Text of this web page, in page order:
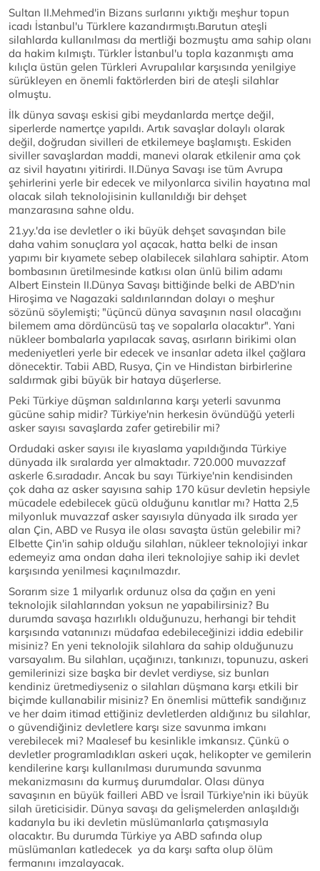
Sultan II.Mehmed'in Bizans surlarını yıktığı meşhur topun
icadı İstanbul'u Türklere kazandırmıştı.Barutun ateşli
silahlarda kullanılması da mertliği bozmuştu ama sahip olanı
da hakim kılmıştı. Türkler İstanbul'u topla kazanmıştı ama
kılıçla üstün gelen Türkleri Avrupalılar karşısında yenilgiye
sürükleyen en önemli faktörlerden biri de ateşli silahlar
olmuştu.
İlk dünya savaşı eskisi gibi meydanlarda mertçe değil,
siperlerde namertçe yapıldı. Artık savaşlar dolaylı olarak
değil, doğrudan sivilleri de etkilemeye başlamıştı. Eskiden
siviller savaşlardan maddi, manevi olarak etkilenir ama çok
az sivil hayatını yitirirdi. II.Dünya Savaşı ise tüm Avrupa
şehirlerini yerle bir edecek ve milyonlarca sivilin hayatına mal
olacak silah teknolojisinin kullanıldığı bir dehşet
manzarasına sahne oldu.
21.yy.'da ise devletler o iki büyük dehşet savaşından bile
daha vahim sonuçlara yol açacak, hatta belki de insan
yapımı bir kıyamete sebep olabilecek silahlara sahiptir. Atom
bombasının üretilmesinde katkısı olan ünlü bilim adamı
Albert Einstein II.Dünya Savaşı bittiğinde belki de ABD'nin
Hiroşima ve Nagazaki saldırılarından dolayı o meşhur
sözünü söylemişti; "üçüncü dünya savaşının nasıl olacağını
bilemem ama dördüncüsü taş ve sopalarla olacaktır". Yani
nükleer bombalarla yapılacak savaş, asırların birikimi olan
medeniyetleri yerle bir edecek ve insanlar adeta ilkel çağlara
dönecektir. Tabii ABD, Rusya, Çin ve Hindistan birbirlerine
saldırmak gibi büyük bir hataya düşerlerse.
Peki Türkiye düşman saldırılarına karşı yeterli savunma
gücüne sahip midir? Türkiye'nin herkesin övündüğü yeterli
asker sayısı savaşlarda zafer getirebilir mi?
Ordudaki asker sayısı ile kıyaslama yapıldığında Türkiye
dünyada ilk sıralarda yer almaktadır. 720.000 muvazzaf
askerle 6.sıradadır. Ancak bu sayı Türkiye'nin kendisinden
çok daha az asker sayısına sahip 170 küsur devletin hepsiyle
mücadele edebilecek gücü olduğunu kanıtlar mı? Hatta 2,5
milyonluk muvazzaf asker sayısıyla dünyada ilk sırada yer
alan Çin, ABD ve Rusya ile olası savaşta üstün gelebilir mi?
Elbette Çin'in sahip olduğu silahları, nükleer teknolojiyi inkar
edemeyiz ama ondan daha ileri teknolojiye sahip iki devlet
karşısında yenilmesi kaçınılmazdır.
Sorarım size 1 milyarlık ordunuz olsa da çağın en yeni
teknolojik silahlarından yoksun ne yapabilirsiniz? Bu
durumda savaşa hazırlıklı olduğunuzu, herhangi bir tehdit
karşısında vatanınızı müdafaa edebileceğinizi iddia edebilir
misiniz? En yeni teknolojik silahlara da sahip olduğunuzu
varsayalım. Bu silahları, uçağınızı, tankınızı, topunuzu, askeri
gemilerinizi size başka bir devlet verdiyse, siz bunları
kendiniz üretmediyseniz o silahları düşmana karşı etkili bir
biçimde kullanabilir misiniz? En önemlisi müttefik sandığınız
ve her daim itimad ettiğiniz devletlerden aldığınız bu silahlar,
o güvendiğiniz devletlere karşı size savunma imkanı
verebilecek mi? Maalesef bu kesinlikle imkansız. Çünkü o
devletler programladıkları askeri uçak, helikopter ve gemilerin
kendilerine karşı kullanılması durumunda savunma
mekanizmasını da kurmuş durumdalar. Olası dünya
savaşının en büyük failleri ABD ve İsrail Türkiye'nin iki büyük
silah üreticisidir. Dünya savaşı da gelişmelerden anlaşıldığı
kadarıyla bu iki devletin müslümanlarla çatışmasıyla
olacaktır. Bu durumda Türkiye ya ABD safında olup
müslümanları katledecek ya da karşı safta olup ölüm
fermanını imzalayacak.